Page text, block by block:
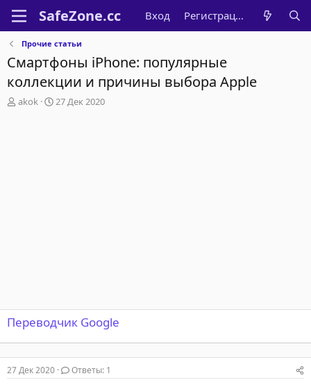
Вход Регистрация
Прочие статьи
Смартфоны iPhone: популярные
коллекции и причины выбора Apple
А
akok
Д
27 Дек 2020
Переводчик Google
27 Дек 2020 Ответы: 1